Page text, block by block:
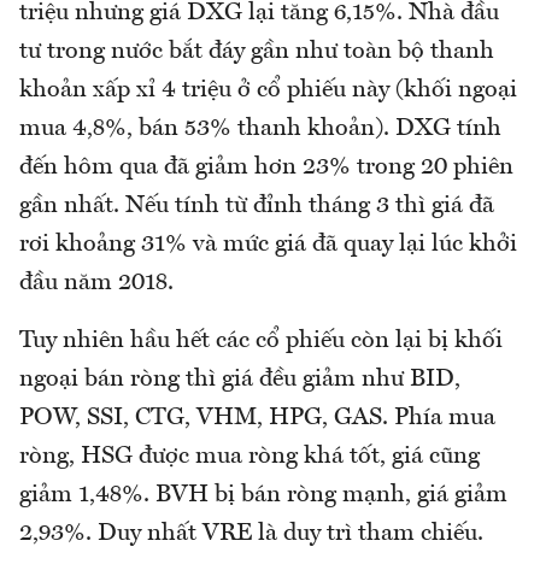
triệu nhưng giá DXG lại tăng 6,15%. Nhà đầu
tư trong nước bắt đáy gần như toàn bộ thanh
khoản xấp xỉ 4 triệu ở cổ phiếu này (khối ngoại
mua 4,8%, bán 53% thanh khoản). DXG tính
đến hôm qua đã giảm hơn 23% trong 20 phiên
gần nhất. Nếu tính từ đỉnh tháng 3 thì giá đã
rơi khoảng 31% và mức giá đã quay lại lúc khởi
đầu năm 2018.
Tuy nhiên hầu hết các cổ phiếu còn lại bị khối
ngoại bán ròng thì giá đều giảm như BID,
POW, SSI, CTG, VHM, HPG, GAS. Phía mua
ròng, HSG được mua ròng khá tốt, giá cũng
giảm 1,48%. BVH bị bán ròng mạnh, giá giảm
2,93%. Duy nhất VRE là duy trì tham chiếu.